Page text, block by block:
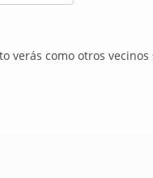
como otros vecinos